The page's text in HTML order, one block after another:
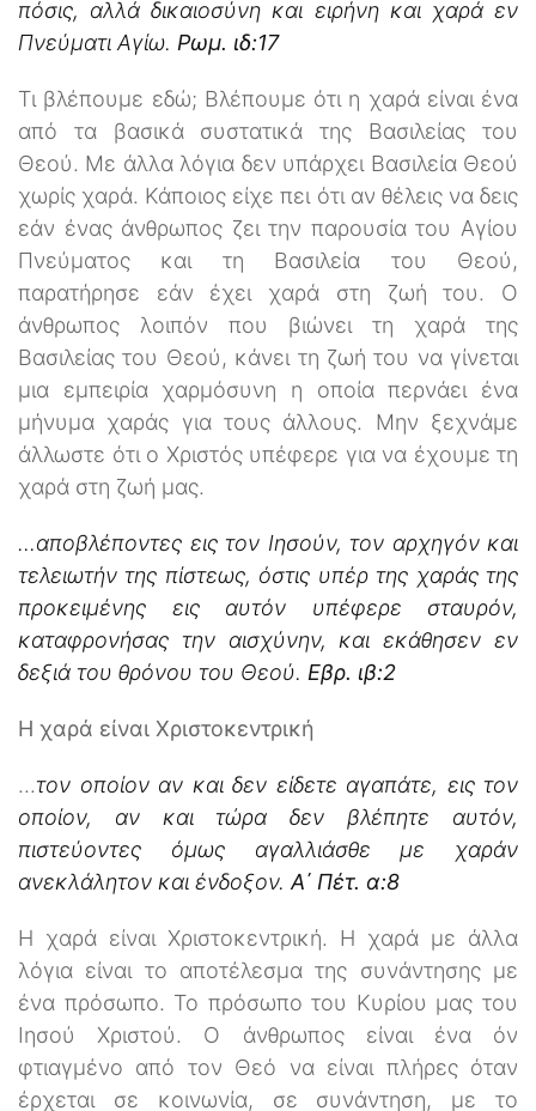
πόσις, αλλά δικαιοσύνη και ειρήνη και χαρά εν
Πνεύματι Αγίω. Ρωμ. ιδ:17
Τι βλέπουμε εδώ; Βλέπουμε ότι η χαρά είναι ένα
από τα βασικά συστατικά της Βασιλείας του
Θεού. Με άλλα λόγια δεν υπάρχει Βασιλεία Θεού
χωρίς χαρά. Κάποιος είχε πει ότι αν θέλεις να δεις
εάν ένας άνθρωπος ζει την παρουσία του Αγίου
Πνεύματος και τη Βασιλεία του Θεού,
παρατήρησε εάν έχει χαρά στη ζωή του. Ο
άνθρωπος λοιπόν που βιώνει τη χαρά της
Βασιλείας του Θεού, κάνει τη ζωή του να γίνεται
μια εμπειρία χαρμόσυνη η οποία περνάει ένα
μήνυμα χαράς για τους άλλους. Μην ξεχνάμε
άλλωστε ότι ο Χριστός υπέφερε για να έχουμε τη
χαρά στη ζωή μας.
...αποβλέποντες εις τον Ιησούν, τον αρχηγόν και
τελειωτήν της πίστεως, όστις υπέρ της χαράς της
προκειμένης εις αυτόν υπέφερε σταυρόν,
καταφρονήσας την αισχύνην, και εκάθησεν εν
δεξιά του θρόνου του Θεού. Εβρ. ιβ:2
Η χαρά είναι Χριστοκεντρική
...τον οποίον αν και δεν είδετε αγαπάτε, εις τον
οποίον, αν και τώρα δεν βλέπητε αυτόν,
πιστεύοντες όμως αγαλλιάσθε με χαράν
ανεκλάλητον και ένδοξον. Α΄ Πέτ. α:8
Η χαρά είναι Χριστοκεντρική. Η χαρά με άλλα
λόγια είναι το αποτέλεσμα της συνάντησης με
ένα πρόσωπο. Το πρόσωπο του Κυρίου μας του
Ιησού Χριστού. Ο άνθρωπος είναι ένα όν
φτιαγμένο από τον Θεό να είναι πλήρες όταν
έρχεται σε κοινωνία, σε συνάντηση, με το